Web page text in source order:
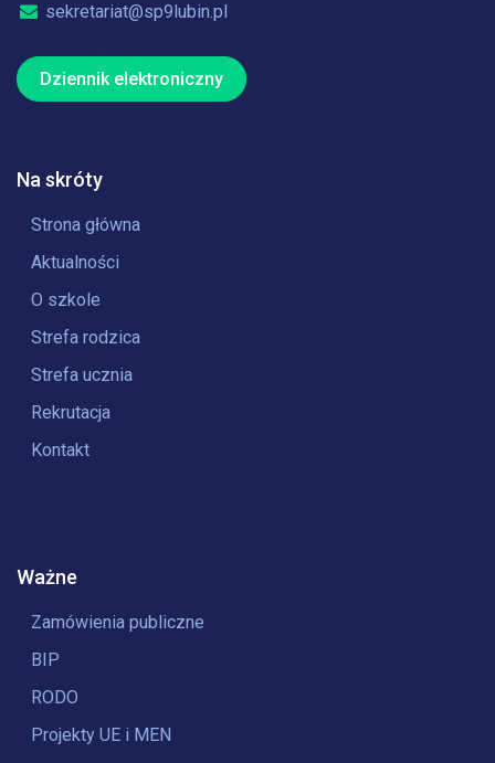
sekretariat@sp9lubin.pl
Dziennik elektroniczny
Na skróty
Strona główna
Aktualności
O szkole
Strefa rodzica
Strefa ucznia
Rekrutacja
Kontakt
Ważne
Zamówienia publiczne
BIP
RODO
Projekty UE i MEN